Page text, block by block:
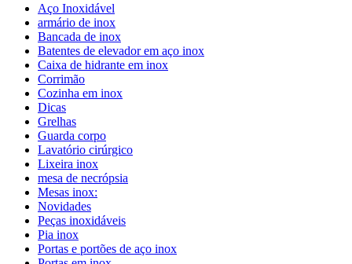
Aço Inoxidável
armário de inox
Bancada de inox
Batentes de elevador em aço inox
Caixa de hidrante em inox
Corrimão
Cozinha em inox
Dicas
Grelhas
Guarda corpo
Lavatório cirúrgico
Lixeira inox
mesa de necrópsia
Mesas inox:
Novidades
Peças inoxidáveis
Pia inox
Portas e portões de aço inox